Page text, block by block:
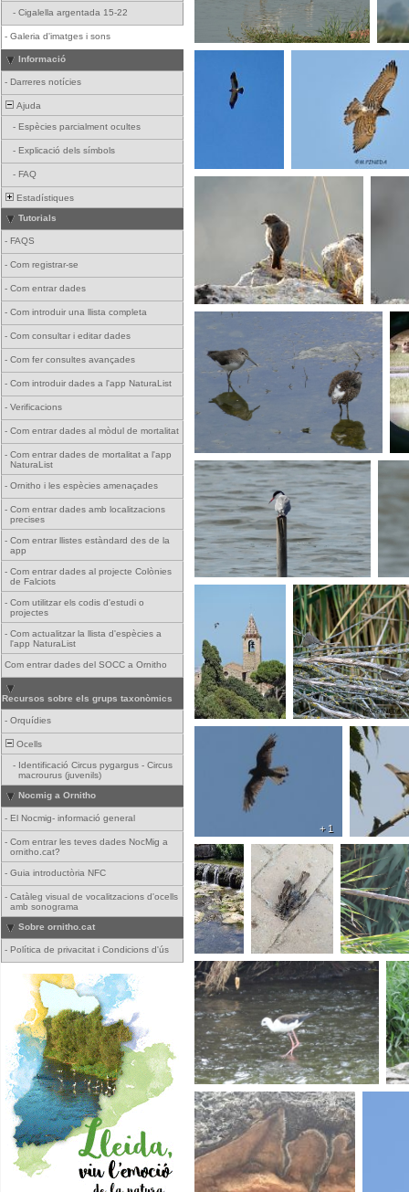
- Cigalella argentada 15-22
- Galeria d'imatges i sons
Informació
- Darreres notícies
Ajuda
- Espècies parcialment ocultes
- Explicació dels símbols
- FAQ
Estadístiques
Tutorials
- FAQS
- Com registrar-se
- Com entrar dades
- Com introduir una llista completa
- Com consultar i editar dades
- Com fer consultes avançades
- Com introduir dades a l'app NaturaList
- Verificacions
- Com entrar dades al mòdul de mortalitat
- Com entrar dades de mortalitat a l'app
NaturaList
- Ornitho i les espècies amenaçades
- Com entrar dades amb localitzacions
precises
- Com entrar llistes estàndard des de la
app
- Com entrar dades al projecte Colònies
de Falciots
- Com utilitzar els codis d'estudi o
projectes
- Com actualitzar la llista d'espècies a
l'app NaturaList
Com entrar dades del SOCC a Ornitho
Recursos sobre els grups taxonòmics
- Orquídies
Ocells
- Identificació Circus pygargus - Circus
macrourus (juvenils)
Nocmig a Ornitho
- El Nocmig- informació general
- Com entrar les teves dades NocMig a
ornitho.cat?
- Guia introductòria NFC
- Catàleg visual de vocalitzacions d'ocells
amb sonograma
Sobre ornitho.cat
- Política de privacitat i Condicions d'ús
+ 1